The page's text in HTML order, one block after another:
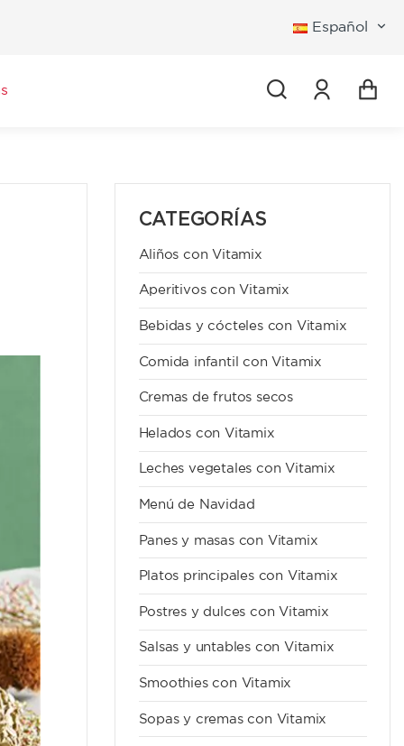
Español
Iniciar
CATEGORÍAS
Aliños con Vitamix
Aperitivos con Vitamix
Bebidas y cócteles con Vitamix
Comida infantil con Vitamix
Cremas de frutos secos
Helados con Vitamix
Leches vegetales con Vitamix
Menú de Navidad
Panes y masas con Vitamix
Platos principales con Vitamix
Postres y dulces con Vitamix
Salsas y untables con Vitamix
Smoothies con Vitamix
Sopas y cremas con Vitamix